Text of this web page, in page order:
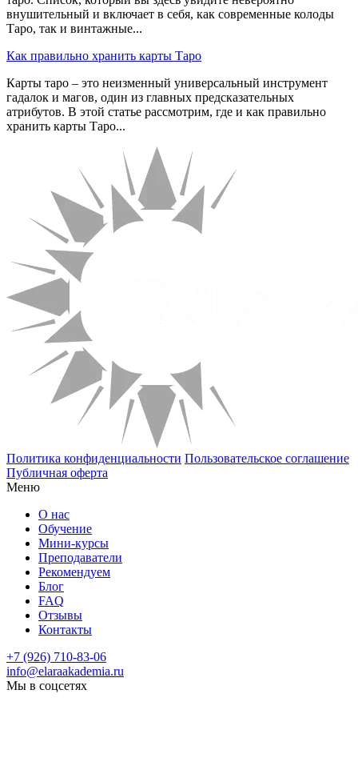
внушительный и включает в себя, как современные колоды
Таро, так и винтажные...
Как правильно хранить карты Таро
Карты таро – это неизменный универсальный инструмент
гадалок и магов, один из главных предсказательных
атрибутов. В этой статье рассмотрим, где и как правильно
хранить карты Таро...
Политика конфиденциальности Пользовательское соглашение
Публичная оферта
Меню
О нас
Обучение
Мини-курсы
Преподаватели
Рекомендуем
Блог
FAQ
Отзывы
Контакты
+7 (926) 710-83-06
info@elaraakademia.ru
Мы в соцсетях